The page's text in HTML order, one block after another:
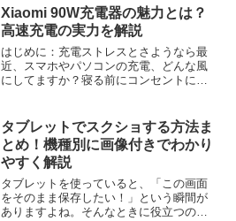
ておきたい、DS充電器の正しい選び方を
徹底解説します...
Xiaomi 90W充電器の魅力とは？
高速充電の実力を解説
はじめに：充電ストレスとさようなら最
近、スマホやパソコンの充電、どんな風
にしてますか？寝る前にコンセントにつ
バイスが増えれば増えるほど、充電の時
間は貴重な時間を奪って...
タブレットでスクショする方法ま
とめ！機種別に画像付きでわかり
やすく解説
タブレットを使っていると、「この画面
をそのまま保存したい！」という瞬間が
ありますよね。そんなときに役立つのが